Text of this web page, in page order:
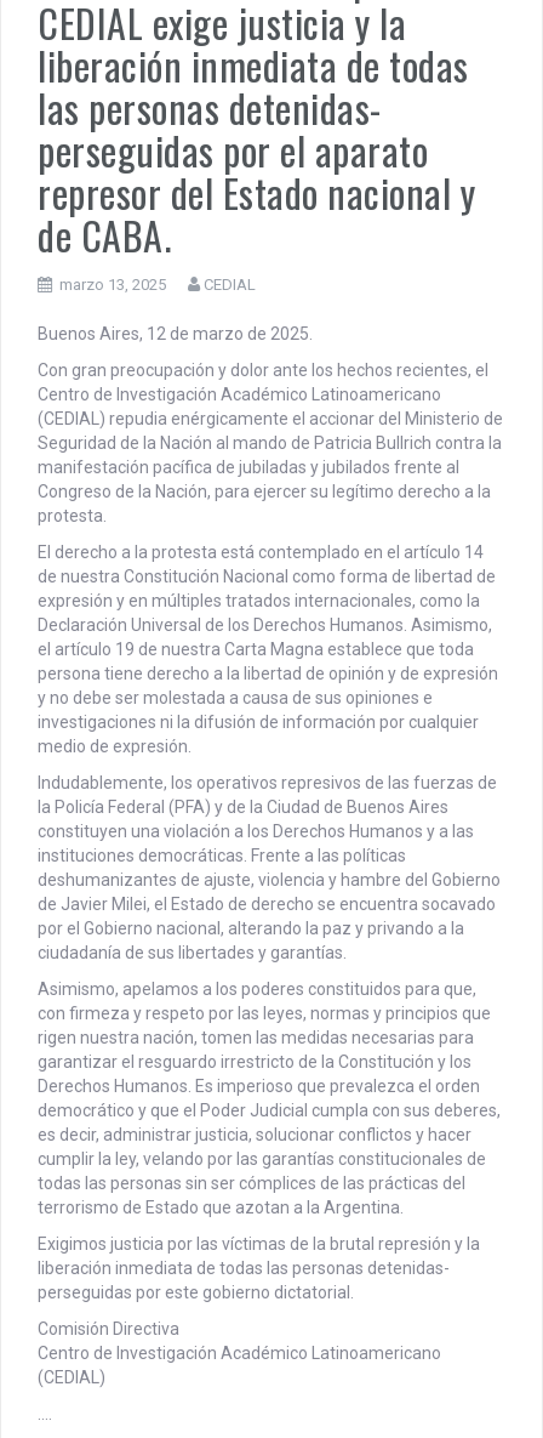
MUÑIZ. PORQUE LA HISTORIA TE JUZGARÁ
PENSAR UNA SEÑAL | Se echan los dados éticos de la
sustentibilidad. | 6 DE AGOSTO: SOBERANIA TERRITORIAL,
ECONOMICA Y POLITICA
CEDIAL exige justicia y la
liberación inmediata de todas
las personas detenidas-
perseguidas por el aparato
represor del Estado nacional y
de CABA.
marzo 13, 2025 CEDIAL
Buenos Aires, 12 de marzo de 2025.
Con gran preocupación y dolor ante los hechos recientes, el
Centro de Investigación Académico Latinoamericano
(CEDIAL) repudia enérgicamente el accionar del Ministerio de
Seguridad de la Nación al mando de Patricia Bullrich contra la
manifestación pacífica de jubiladas y jubilados frente al
Congreso de la Nación, para ejercer su legítimo derecho a la
protesta.
El derecho a la protesta está contemplado en el artículo 14
de nuestra Constitución Nacional como forma de libertad de
expresión y en múltiples tratados internacionales, como la
Declaración Universal de los Derechos Humanos. Asimismo,
el artículo 19 de nuestra Carta Magna establece que toda
persona tiene derecho a la libertad de opinión y de expresión
y no debe ser molestada a causa de sus opiniones e
investigaciones ni la difusión de información por cualquier
medio de expresión.
Indudablemente, los operativos represivos de las fuerzas de
la Policía Federal (PFA) y de la Ciudad de Buenos Aires
constituyen una violación a los Derechos Humanos y a las
instituciones democráticas. Frente a las políticas
deshumanizantes de ajuste, violencia y hambre del Gobierno
de Javier Milei, el Estado de derecho se encuentra socavado
por el Gobierno nacional, alterando la paz y privando a la
ciudadanía de sus libertades y garantías.
Asimismo, apelamos a los poderes constituidos para que,
con firmeza y respeto por las leyes, normas y principios que
rigen nuestra nación, tomen las medidas necesarias para
garantizar el resguardo irrestricto de la Constitución y los
Derechos Humanos. Es imperioso que prevalezca el orden
democrático y que el Poder Judicial cumpla con sus deberes,
es decir, administrar justicia, solucionar conflictos y hacer
cumplir la ley, velando por las garantías constitucionales de
todas las personas sin ser cómplices de las prácticas del
terrorismo de Estado que azotan a la Argentina.
Exigimos justicia por las víctimas de la brutal represión y la
liberación inmediata de todas las personas detenidas-
perseguidas por este gobierno dictatorial.
Comisión Directiva
Centro de Investigación Académico Latinoamericano
(CEDIAL)
….